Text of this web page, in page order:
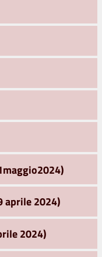
aprile 2024)
2024)